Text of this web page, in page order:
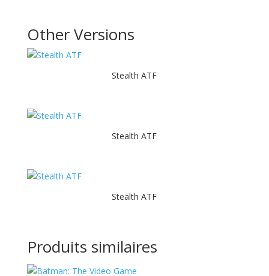
Other Versions
Stealth ATF
Stealth ATF
Stealth ATF
Produits similaires